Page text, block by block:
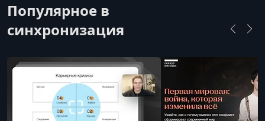
Популярное в
синхронизация